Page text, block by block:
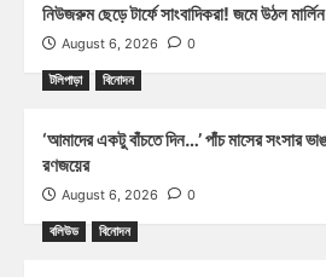
নিউজরুম ছেড়ে টার্ফে সাংবাদিকরা! জমে উঠল
August 6, 2026 0
টলিপাড়া বিনোদন
‘আমাদের একটু বাঁচতে দিন…’ পাঁচ মাসের সংসার
রণজয়ের
August 6, 2026 0
বলিউড বিনোদন